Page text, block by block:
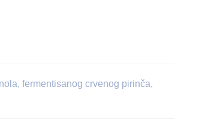
fermentisanog crvenog pirinča,